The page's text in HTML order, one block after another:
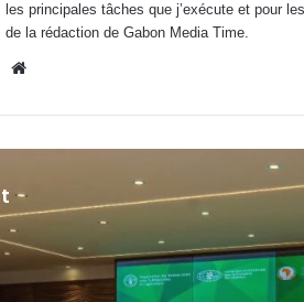
les principales tâches que j’exécute et pour
de la rédaction de Gabon Media Time.